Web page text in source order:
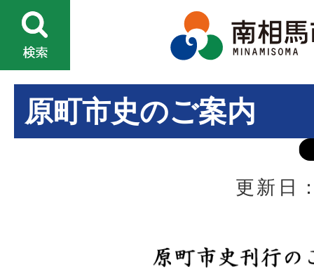
原町市史のご案内
更新日